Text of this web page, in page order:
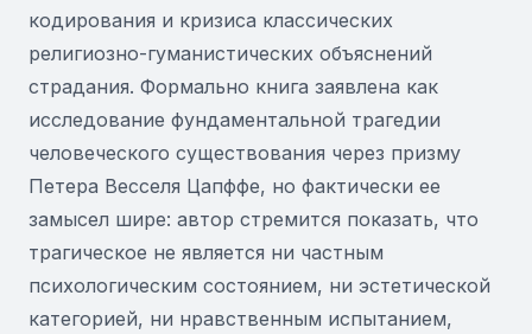
кодирования и кризиса классических
религиозно-гуманистических объяснений
страдания. Формально книга заявлена как
исследование фундаментальной трагедии
человеческого существования через призму
Петера Весселя Цапффе, но фактически ее
замысел шире: автор стремится показать, что
трагическое не является ни частным
психологическим состоянием, ни эстетической
категорией, ни нравственным испытанием,